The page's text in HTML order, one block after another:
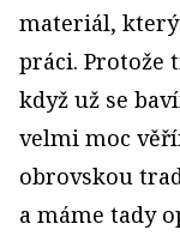
materiál,
práci. Protože
když už se
velmi moc
obrovskou
a máme tady